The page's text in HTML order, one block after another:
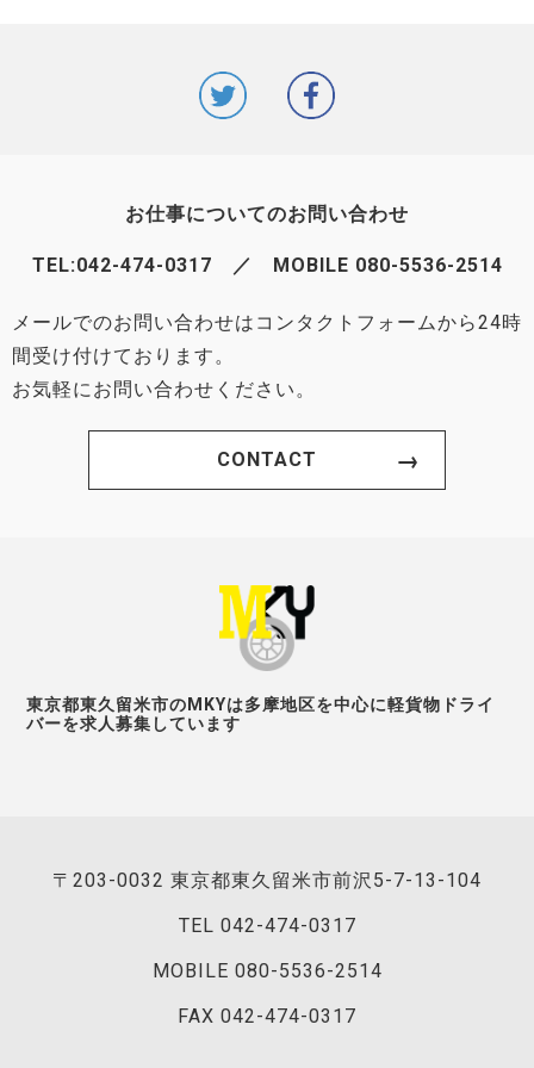
お仕事についてのお問い合わせ
TEL:042-474-0317 ／ MOBILE 080-5536-2514
メールでのお問い合わせはコンタクトフォームから24時
間受け付けております。
お気軽にお問い合わせください。
CONTACT
東京都東久留米市のMKYは多摩地区を中心に軽貨物ドライ
バーを求人募集しています
〒203-0032 東京都東久留米市前沢5-7-13-104
TEL 042-474-0317
MOBILE 080-5536-2514
FAX 042-474-0317